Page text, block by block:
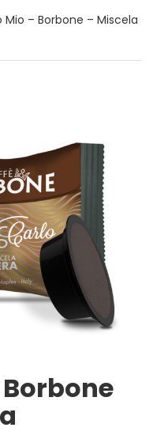
Mio – Borbone – Miscela